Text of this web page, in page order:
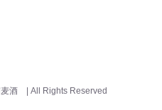
酒 | All Rights Reserved